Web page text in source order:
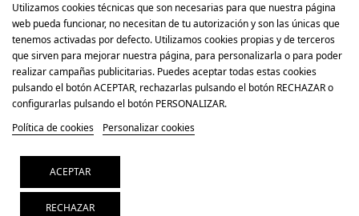
Pharm Foot España
Utilizamos cookies técnicas que son necesarias para que nuestra página
web pueda funcionar, no necesitan de tu autorización y son las únicas que
tenemos activadas por defecto. Utilizamos cookies propias y de terceros
que sirven para mejorar nuestra página, para personalizarla o para poder
realizar campañas publicitarias. Puedes aceptar todas estas cookies
pulsando el botón ACEPTAR, rechazarlas pulsando el botón RECHAZAR o
configurarlas pulsando el botón PERSONALIZAR.
Política de cookies
Personalizar cookies
RECHAZAR
ACEPTAR
© Copyright 2025. ELIG NAIL PRO SL. CIF: B42588939.
Todos los derechos resevados